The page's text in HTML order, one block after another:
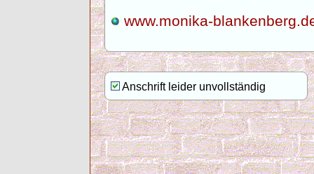
www.monika-
Anschrift leider unvollständig